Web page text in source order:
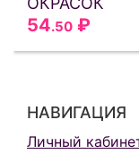
54.50 ₽
НАВИГАЦИЯ
Личный